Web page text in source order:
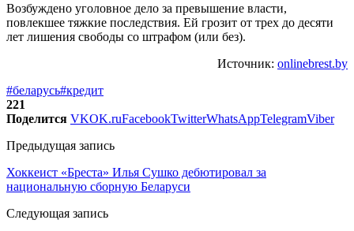
Возбуждено уголовное дело за превышение власти,
повлекшее тяжкие последствия. Ей грозит от трех до десяти
лет лишения свободы со штрафом (или без).
Источник: onlinebrest.by
#беларусь#кредит
221
Поделится VKOK.ruFacebookTwitterWhatsAppTelegramViber
Предыдущая запись
Хоккеист «Бреста» Илья Сушко дебютировал за
национальную сборную Беларуси
Следующая запись